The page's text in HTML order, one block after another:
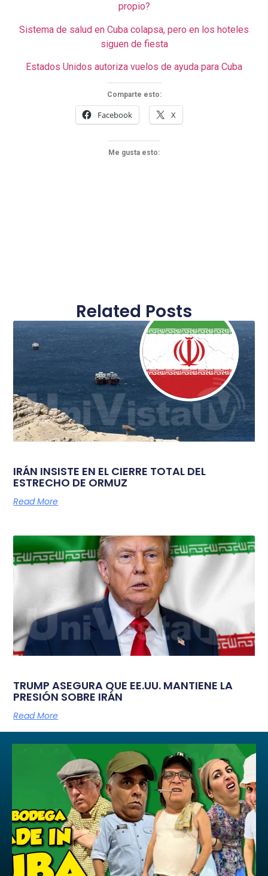
propio?
Sistema de salud en Cuba colapsa, pero en los hoteles
siguen de fiesta
Estados Unidos autoriza vuelos de ayuda para Cuba
Comparte esto:
Facebook X
Me gusta esto:
Related Posts
IRÁN INSISTE EN EL CIERRE TOTAL DEL
ESTRECHO DE ORMUZ
Read More
TRUMP ASEGURA QUE EE.UU. MANTIENE LA
PRESIÓN SOBRE IRÁN
Read More